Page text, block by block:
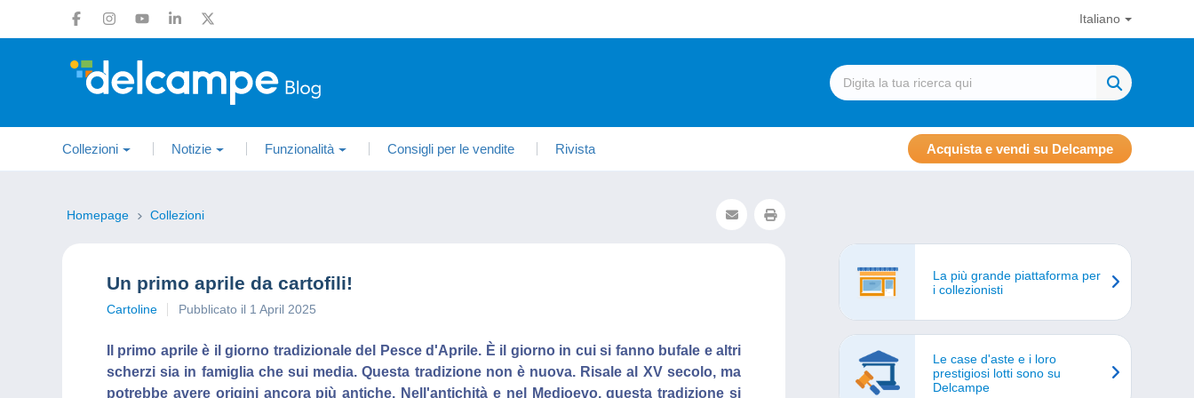
Italiano
Collezioni Notizie Funzionalità Consigli per le vendite Rivista Acquista e vendi su Delcampe
Homepage Collezioni
Un primo aprile da cartofili!
Cartoline Pubblicato il 1 April 2025
Il primo aprile è il giorno tradizionale del Pesce d'Aprile. È il giorno in cui si fanno bufale e altri
scherzi sia in famiglia che sui media. Questa tradizione non è nuova. Risale al XV secolo, ma
potrebbe avere origini ancora più antiche. Nell'antichità e nel Medioevo, questa tradizione si
La più grande piattaforma per
i collezionisti
Le case d'aste e i loro
prestigiosi lotti sono su
Delcampe